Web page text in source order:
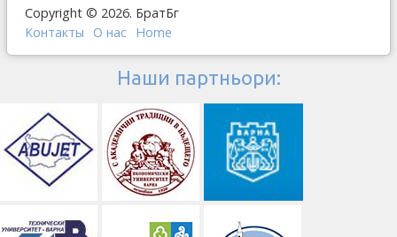
Copyright © 2026. БратБг
Контакты
О наc Home
Наши партньори: